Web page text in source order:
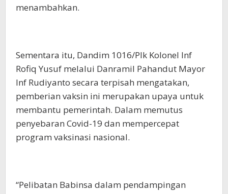
menambahkan.
Sementara itu, Dandim 1016/Plk Kolonel Inf
Rofiq Yusuf melalui Danramil Pahandut Mayor
Inf Rudiyanto secara terpisah mengatakan,
pemberian vaksin ini merupakan upaya untuk
membantu pemerintah. Dalam memutus
penyebaran Covid-19 dan mempercepat
program vaksinasi nasional.
“Pelibatan Babinsa dalam pendampingan